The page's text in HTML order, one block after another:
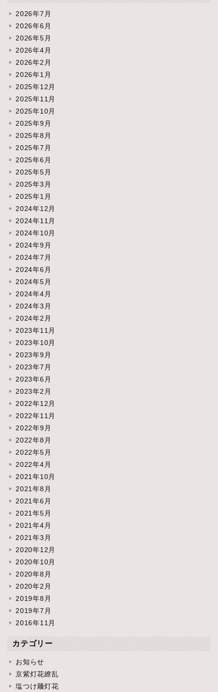
2026年7月
2026年6月
2026年5月
2026年4月
2026年2月
2026年1月
2025年12月
2025年11月
2025年10月
2025年9月
2025年8月
2025年7月
2025年6月
2025年5月
2025年3月
2025年1月
2024年12月
2024年11月
2024年10月
2024年9月
2024年7月
2024年6月
2024年5月
2024年4月
2024年3月
2024年2月
2023年11月
2023年10月
2023年9月
2023年7月
2023年6月
2023年2月
2022年12月
2022年11月
2022年9月
2022年8月
2022年5月
2022年4月
2021年10月
2021年8月
2021年6月
2021年5月
2021年4月
2021年3月
2020年12月
2020年10月
2020年8月
2020年2月
2019年8月
2019年7月
2016年11月
カテゴリー
お知らせ
京紫灯花繚乱
塩つけ麺灯花